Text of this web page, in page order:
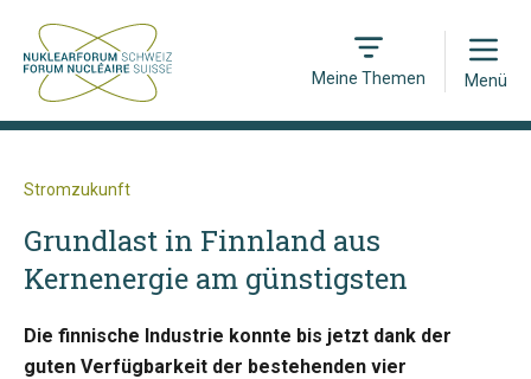
Meine Themen
Open
Menü
Stromzukunft
Grundlast in Finnland aus
Kernenergie am günstigsten
Die finnische Industrie konnte bis jetzt dank der
guten Verfügbarkeit der bestehenden vier